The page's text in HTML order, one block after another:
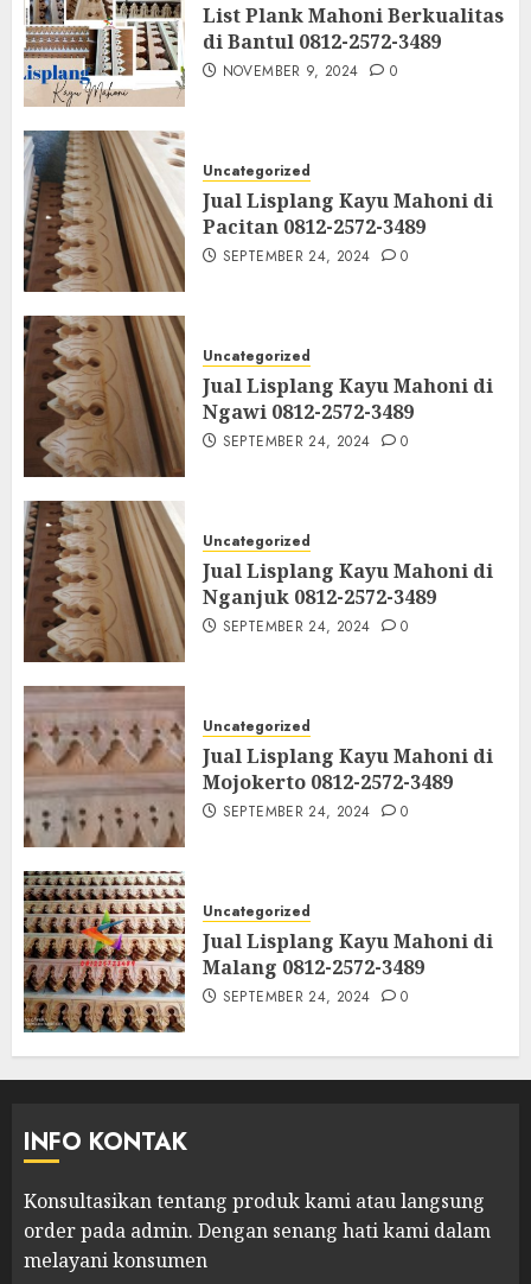
List Plank Mahoni Berkualitas
di Bantul 0812-2572-3489
NOVEMBER 9, 2024 0
Uncategorized
Jual Lisplang Kayu Mahoni di
Pacitan 0812-2572-3489
SEPTEMBER 24, 2024 0
Uncategorized
Jual Lisplang Kayu Mahoni di
Ngawi 0812-2572-3489
SEPTEMBER 24, 2024 0
Uncategorized
Jual Lisplang Kayu Mahoni di
Nganjuk 0812-2572-3489
SEPTEMBER 24, 2024 0
Uncategorized
Jual Lisplang Kayu Mahoni di
Mojokerto 0812-2572-3489
SEPTEMBER 24, 2024 0
Uncategorized
Jual Lisplang Kayu Mahoni di
Malang 0812-2572-3489
SEPTEMBER 24, 2024 0
INFO KONTAK
Konsultasikan tentang produk kami atau langsung
order pada admin. Dengan senang hati kami dalam
melayani konsumen